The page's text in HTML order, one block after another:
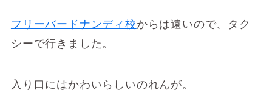
フリーバードナンディ校からは遠いので、タク
シーで行きました。
入り口にはかわいらしいのれんが。